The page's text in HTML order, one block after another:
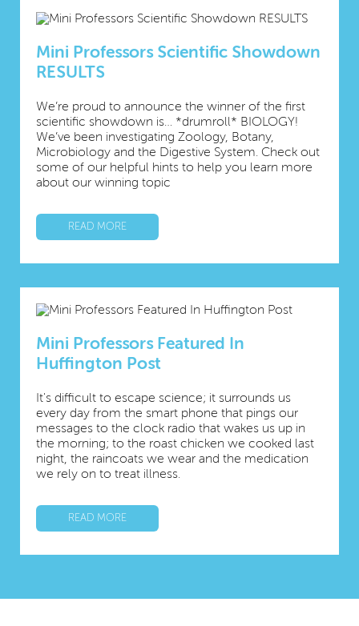
Mini Professors Scientific Showdown
RESULTS
We’re proud to announce the winner of the first
scientific showdown is… *drumroll* BIOLOGY!
We’ve been investigating Zoology, Botany,
Microbiology and the Digestive System. Check out
some of our helpful hints to help you learn more
about our winning topic
READ MORE
Mini Professors Featured In
Huffington Post
It's difficult to escape science; it surrounds us
every day from the smart phone that pings our
messages to the clock radio that wakes us up in
the morning; to the roast chicken we cooked last
night, the raincoats we wear and the medication
we rely on to treat illness.
READ MORE